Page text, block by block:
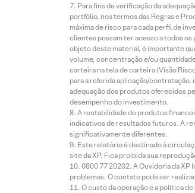
Para fins de verificação da
portfólio, nos termos das Regras e
máxima de risco para cada perfil de
clientes possam ter acesso a todos
objeto deste material, é importante
volume, concentração e/ou
carteira na tela de carteira (Visão
para a referida aplicação/contratação,
adequação dos produtos oferecidos
desempenho do investimento.
A rentabilidade de produtos
indicativos de resultados futuros. A
significativamente diferentes.
Este relatório é destinado à
site da XP. Fica proibida sua
0800 77 20202. A Ouvidoria da
problemas. O contato pode ser
O custo da operação e a política